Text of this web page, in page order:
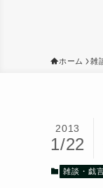
ホーム 雑
2013
1/22
雑談・戯